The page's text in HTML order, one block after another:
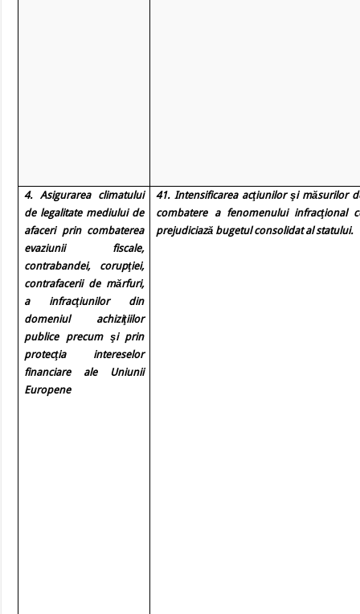
4. Asigurarea climatului
de legalitate mediului de
afaceri prin combaterea
evaziunii fiscale,
contrabandei, corupţiei,
contrafacerii de mărfuri,
a infracţiunilor din
domeniul achiziţiilor
publice precum şi prin
protecţia intereselor
financiare ale Uniunii
Europene
41. Intensificarea acţiunilor şi măsurilor
combatere a fenomenului infracţional
prejudiciază bugetul consolidat al statului.